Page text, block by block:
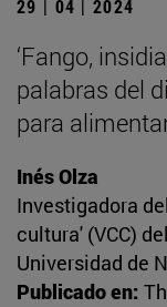
29 | 04 | 2024
‘Fango,
palabras del
para
Inés Olza
Investigadora
cultura' (VCC)
Universidad de
Publicado en: